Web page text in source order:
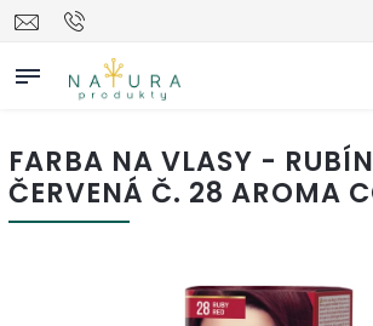
FARBA NA VLASY -
ČERVENÁ Č. 28 AROMA